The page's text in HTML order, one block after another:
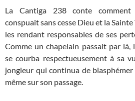
La Cantiga 238 conte comment
conspuait sans cesse Dieu et la Sainte
les rendant responsables de ses
Comme un chapelain passait par là,
se courba respectueusement à sa
jongleur qui continua de blasphémer
même sur son passage.